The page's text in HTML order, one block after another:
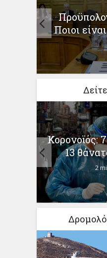
Ποιοι
Κορονοϊός:
13
2